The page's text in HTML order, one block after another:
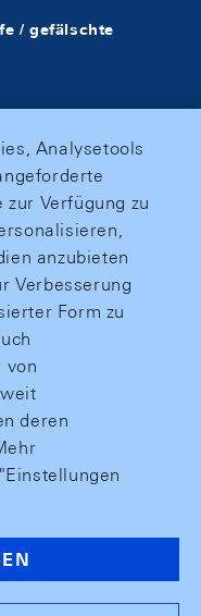
/ gefälschte
Analysetools
Verfügung zu
anzubieten
Verbesserung
Form zu
von
deren